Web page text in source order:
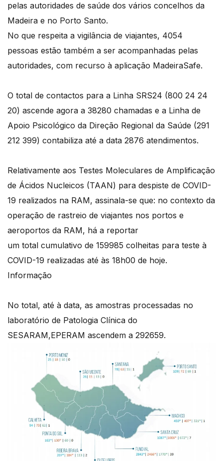
pelas autoridades de saúde dos vários concelhos da
Madeira e no Porto Santo.
No que respeita a vigilância de viajantes, 4054
pessoas estão também a ser acompanhadas pelas
autoridades, com recurso à aplicação MadeiraSafe.
O total de contactos para a Linha SRS24 (800 24 24
20) ascende agora a 38280 chamadas e a Linha de
Apoio Psicológico da Direção Regional da Saúde (291
212 399) contabiliza até a data 2876 atendimentos.
Relativamente aos Testes Moleculares de Amplificação
de Ácidos Nucleicos (TAAN) para despiste de COVID-
19 realizados na RAM, assinala-se que: no contexto da
operação de rastreio de viajantes nos portos e
aeroportos da RAM, há a reportar
um total cumulativo de 159985 colheitas para teste à
COVID-19 realizadas até às 18h00 de hoje.
Informação
No total, até à data, as amostras processadas no
laboratório de Patologia Clínica do
SESARAM,EPERAM ascendem a 292659.